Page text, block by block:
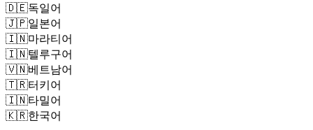
🇩🇪독일어
🇯🇵일본어
🇮🇳마라티어
🇮🇳텔루구어
🇻🇳베트남어
🇹🇷터키어
🇮🇳타밀어
🇰🇷한국어